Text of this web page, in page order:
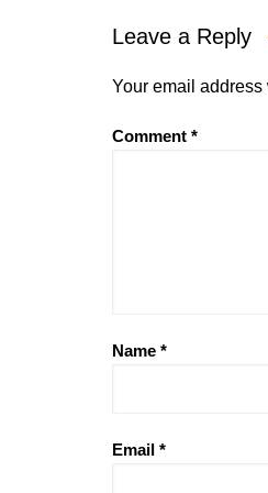
Leave a Reply
Your email
Comment *
Name *
Email *